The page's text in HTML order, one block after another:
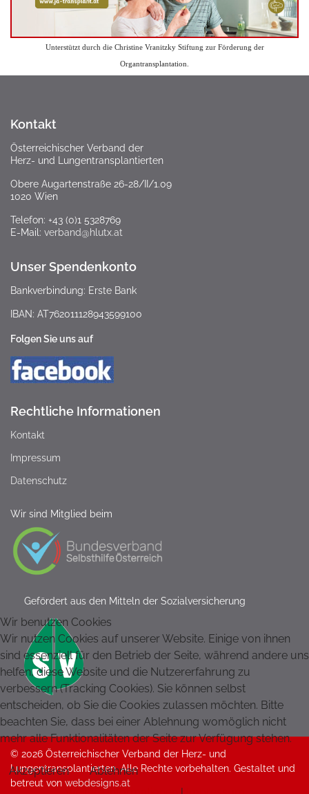
Unterstützt durch die Christine Vranitzky Stiftung zur Förderung der
Organtransplantation.
Kontakt
Österreichischer Verband der
Herz- und Lungentransplantierten
Obere Augartenstraße 26-28/II/1.09
1020 Wien
Telefon: +43 (0)1 5328769
E-Mail: verband@hlutx.at
Unser Spendenkonto
Bankverbindung: Erste Bank
IBAN: AT762011128943599100
Folgen Sie uns auf
Rechtliche Informationen
Kontakt
Impressum
Datenschutz
Wir sind Mitglied beim
Gefördert aus den Mitteln der Sozialversicherung
© 2026 Österreichischer Verband der Herz- und
Lungentransplantierten. Alle Rechte vorbehalten. Gestaltet und
betreut von webdesigns.at
Wir benutzen Cookies
Wir nutzen Cookies auf unserer Website. Einige von ihnen
sind essenziell für den Betrieb der Seite, während andere uns
helfen, diese Website und die Nutzererfahrung zu
verbessern (Tracking Cookies). Sie können selbst
entscheiden, ob Sie die Cookies zulassen möchten. Bitte
beachten Sie, dass bei einer Ablehnung womöglich nicht
mehr alle Funktionalitäten der Seite zur Verfügung stehen.
Akzeptieren
Ablehnen